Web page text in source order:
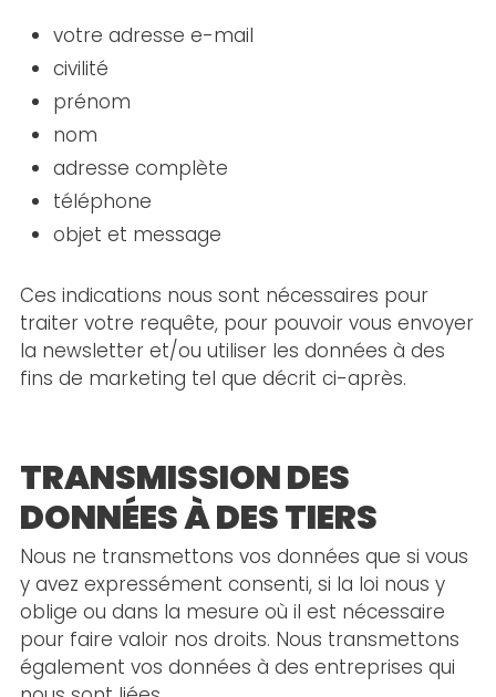
votre adresse e-mail
civilité
prénom
nom
adresse complète
téléphone
objet et message
Ces indications nous sont nécessaires pour
traiter votre requête, pour pouvoir vous envoyer
la newsletter et/ou utiliser les données à des
fins de marketing tel que décrit ci-après.
TRANSMISSION DES
DONNÉES À DES TIERS
Nous ne transmettons vos données que si vous
y avez expressément consenti, si la loi nous y
oblige ou dans la mesure où il est nécessaire
pour faire valoir nos droits. Nous transmettons
également vos données à des entreprises qui